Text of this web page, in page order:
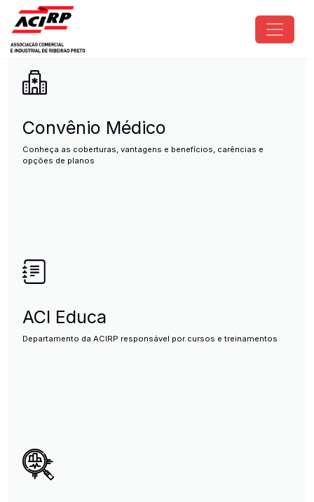
Pular para o conteúdo principal
ACIRP - Associação Comercial
Convênio Médico
Conheça as coberturas, vantagens e benefícios, carências e
opções de planos
ACI Educa
Departamento da ACIRP responsável por cursos e treinamentos